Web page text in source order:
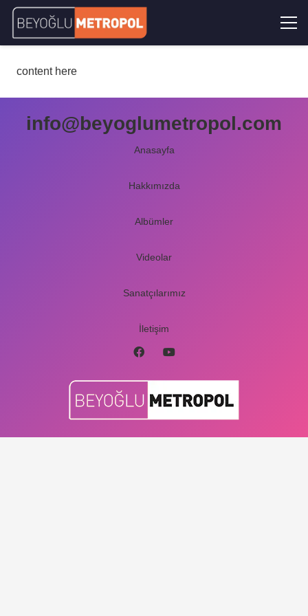
content here
info@beyoglumetropol.com
Anasayfa
Hakkımızda
Albümler
Videolar
Sanatçılarımız
İletişim